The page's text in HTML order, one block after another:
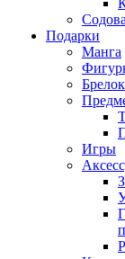
Подарки
Манга
Игры